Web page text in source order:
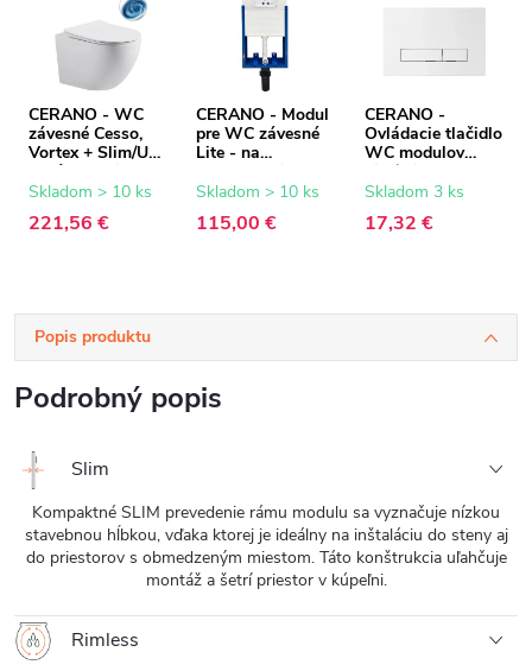
CERANO - WC
závesné Cesso,
Vortex + Slim/UF
sedátko - biela
matná - 49x36 cm
Skladom > 10 ks
221,56 €
CERANO - Modul
pre WC závesné
Lite - na
47x76,7 cm
Skladom > 10 ks
115,00 €
CERANO -
Ovládacie tlačidlo
WC modulov
Lite/Slim - ABS -
biela
Skladom 3 ks
17,32 €
Popis produktu
Podrobný popis
Slim
Kompaktné SLIM prevedenie rámu modulu sa vyznačuje nízkou
stavebnou hĺbkou, vďaka ktorej je ideálny na inštaláciu do steny aj
do priestorov s obmedzeným miestom. Táto konštrukcia uľahčuje
montáž a šetrí priestor v kúpeľni.
Rimless